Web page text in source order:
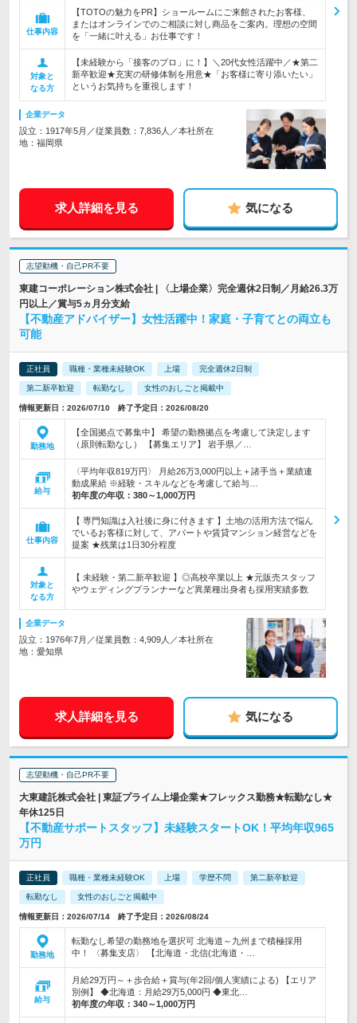
仕事内容
【TOTOの魅力をPR】ショールームにご来館されたお客様、
またはオンラインでのご相談に対し商品をご案内。理想の空間
を「一緒に叶える」お仕事です！
対象と
なる方
【未経験から「接客のプロ」に！】＼20代女性活躍中／★第二
新卒歓迎★充実の研修体制を用意★「お客様に寄り添いたい」
というお気持ちを重視します！
企業データ
設立：1917年5月／従業員数：7,836人／本社所在
地：福岡県
求人詳細を見る 気になる
志望動機・自己PR不要
東建コーポレーション株式会社 | 〈上場企業〉完全週休2日制／月給26.3万
円以上／賞与5ヵ月分支給
【不動産アドバイザー】女性活躍中！家庭・子育てとの両立も
可能
正社員 職種・業種未経験OK 上場 完全週休2日制
第二新卒歓迎 転勤なし 女性のおしごと掲載中
情報更新日：2026/07/10 終了予定日：2026/08/20
勤務地
【全国拠点で募集中】 希望の勤務拠点を考慮して決定します
（原則転勤なし） 【募集エリア】 岩手県／…
給与
〈平均年収819万円〉 月給26万3,000円以上＋諸手当＋業績連
動成果給 ※経験・スキルなどを考慮して給与…
初年度の年収： 380～1,000万円
仕事内容
【 専門知識は入社後に身に付きます 】土地の活用方法で悩ん
でいるお客様に対して、アパートや賃貸マンション経営などを
提案 ★残業は1日30分程度
対象と
なる方
【 未経験・第二新卒歓迎 】◎高校卒業以上 ★元販売スタッフ
やウェディングプランナーなど異業種出身者も採用実績多数
企業データ
設立：1976年7月／従業員数：4,909人／本社所在
地：愛知県
求人詳細を見る 気になる
志望動機・自己PR不要
大東建託株式会社 | 東証プライム上場企業★フレックス勤務★転勤なし★
年休125日
【不動産サポートスタッフ】未経験スタートOK！平均年収965
万円
正社員 職種・業種未経験OK 上場 学歴不問 第二新卒歓迎
転勤なし 女性のおしごと掲載中
情報更新日：2026/07/14 終了予定日：2026/08/24
勤務地
転勤なし希望の勤務地を選択可 北海道～九州まで積極採用
中！ 〈募集支店〉 【北海道・北信(北海道・…
給与
月給29万円～＋歩合給＋賞与(年2回/個人実績による) 【エリア
別例】 ◆北海道：月給29万5,000円 ◆東北…
初年度の年収： 340～1,000万円